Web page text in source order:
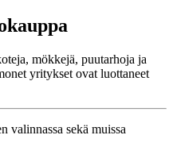
mökkejä, puutarhoja ja
yritykset ovat luottaneet
valinnassa sekä muissa